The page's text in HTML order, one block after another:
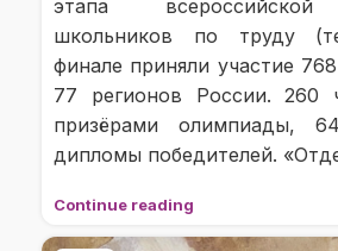
этапа
школьников по труду
финале приняли участие
77 регионов России. 260
призёрами олимпиады,
дипломы победителей.
Continue reading